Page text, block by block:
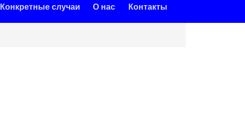
Конкретные случаи О нас Контакты